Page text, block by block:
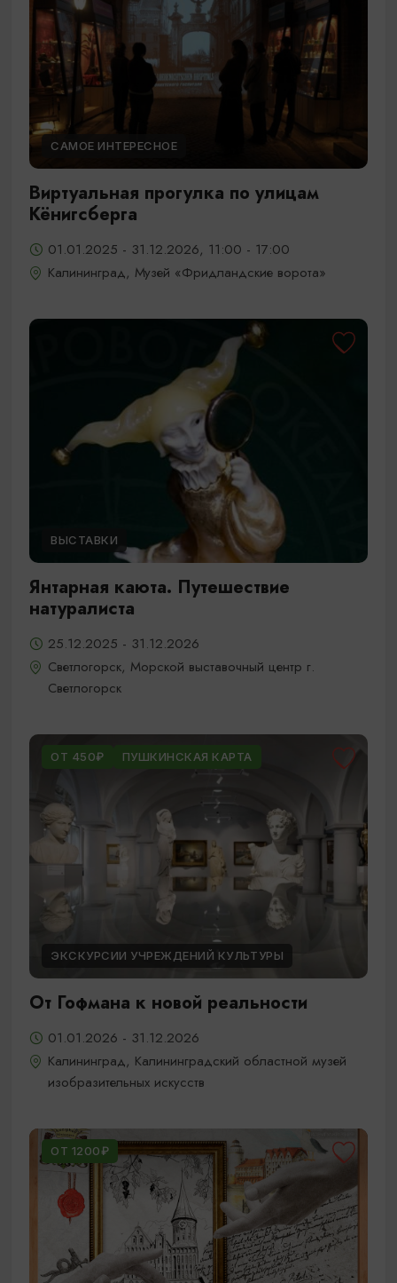
САМОЕ ИНТЕРЕСНОЕ
Виртуальная прогулка по улицам
Кёнигсберга
01.01.2025 - 31.12.2026, 11:00 - 17:00
Калининград, Музей «Фридландские ворота»
ВЫСТАВКИ
Янтарная каюта. Путешествие
натуралиста
25.12.2025 - 31.12.2026
Светлогорск, Морской выставочный центр г.
Светлогорск
ОТ 450₽ ПУШКИНСКАЯ КАРТА
ЭКСКУРСИИ УЧРЕЖДЕНИЙ КУЛЬТУРЫ
От Гофмана к новой реальности
01.01.2026 - 31.12.2026
Калининград, Калининградский областной музей
изобразительных искусств
ОТ 1200₽